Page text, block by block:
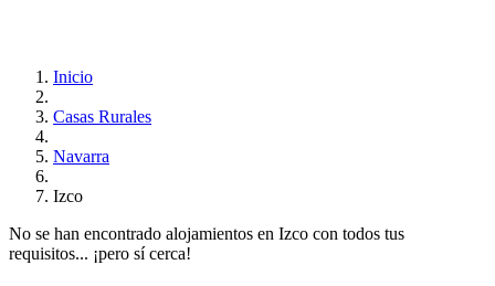
Inicio
Casas Rurales
Navarra
Izco
No se han encontrado alojamientos en Izco con todos tus
requisitos... ¡pero sí cerca!